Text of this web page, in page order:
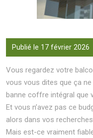
Publié le 17 février 2026
Vous regardez votre
vous vous dites que ça
banne coffre intégral que
Et vous n’avez pas ce
alors dans vos
Mais est-ce vraiment